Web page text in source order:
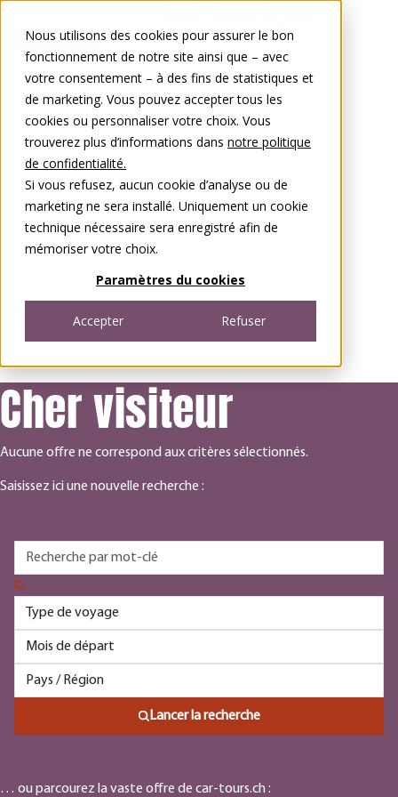
Nous utilisons des cookies pour assurer le bon
fonctionnement de notre site ainsi que – avec
votre consentement – à des fins de statistiques et
de marketing. Vous pouvez accepter tous les
cookies ou personnaliser votre choix. Vous
trouverez plus d’informations dans notre politique
de confidentialité.
Si vous refusez, aucun cookie d’analyse ou de
marketing ne sera installé. Uniquement un cookie
technique nécessaire sera enregistré afin de
mémoriser votre choix.
Paramètres du cookies
Accepter Refuser
0848 00 77 88
Cher visiteur
Aucune offre ne correspond aux critères sélectionnés.
Saisissez ici une nouvelle recherche :
Lancer la recherche
… ou parcourez la vaste offre de car-tours.ch :